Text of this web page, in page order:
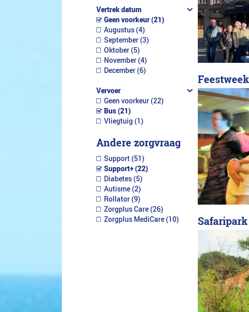
Vertrek datum
Geen voorkeur (21)
Augustus (4)
September (3)
Oktober (5)
November (4)
December (6)
Vervoer
Geen voorkeur (22)
Bus (21)
Vliegtuig (1)
Andere zorgvraag
Support (51)
Support+ (22)
Diabetes (5)
Autisme (2)
Rollator (9)
Zorgplus Care (26)
Zorgplus MediCare (10)
Safaripark